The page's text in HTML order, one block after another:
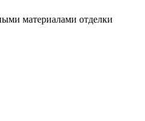
материалами отделки